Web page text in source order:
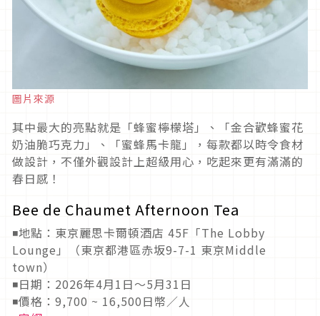
圖片來源
其中最大的亮點就是「蜂蜜檸檬塔」、「金合歡蜂蜜花
奶油脆巧克力」、「蜜蜂馬卡龍」，每款都以時令食材
做設計，不僅外觀設計上超級用心，吃起來更有滿滿的
春日感！
Bee de Chaumet Afternoon Tea
◾地點：東京麗思卡爾頓酒店 45F「The Lobby
Lounge」（東京都港區赤坂9-7-1 東京Middle
town）
◾日期：2026年4月1日～5月31日
◾價格：9,700 ~ 16,500日幣／人